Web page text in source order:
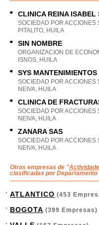
CLINICA REINA ISABEL
SOCIEDAD POR ACCIONES
PITALITO, HUILA
SIN NOMBRE
ORGANIZACION DE
ISNOS, HUILA
SYS MANTENIMIENTOS
SOCIEDAD POR ACCIONES
NEIVA, HUILA
CLINICA DE
SOCIEDAD POR ACCIONES
NEIVA, HUILA
ZANARA SAS
SOCIEDAD POR ACCIONES
NEIVA, HUILA
Otras empresas de "
clasificadas por Departamento
ATLANTICO (453
BOGOTA (399 Empresas)